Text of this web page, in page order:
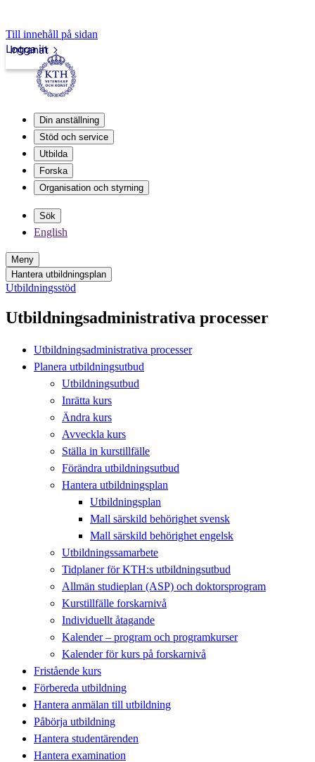
Till innehåll på sidan
Intranät
Logga in
Din anställning
Stöd och service
Utbilda
Forska
Organisation och styrning
Sök
English
Meny
Hantera utbildningsplan
Utbildningsstöd
Utbildningsadministrativa processer
Utbildningsadministrativa processer
Planera utbildningsutbud
Utbildningsutbud
Inrätta kurs
Ändra kurs
Avveckla kurs
Ställa in kurstillfälle
Förändra utbildningsutbud
Hantera utbildningsplan
Utbildningsplan
Mall särskild behörighet svensk
Mall särskild behörighet engelsk
Utbildningssamarbete
Tidplaner för KTH:s utbildningsutbud
Allmän studieplan (ASP) och doktorsprogram
Kurstillfälle forskarnivå
Individuellt åtagande
Kalender – program och programkurser
Kalender för kurs på forskarnivå
Fristående kurs
Förbereda utbildning
Hantera anmälan till utbildning
Påbörja utbildning
Hantera studentärenden
Hantera examination